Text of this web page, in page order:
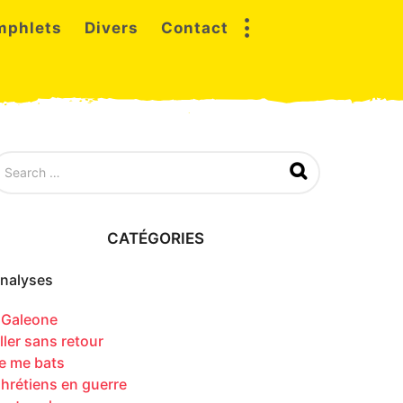
Divers Contact
CATÉGORIES
sans retour
me bats
en guerre